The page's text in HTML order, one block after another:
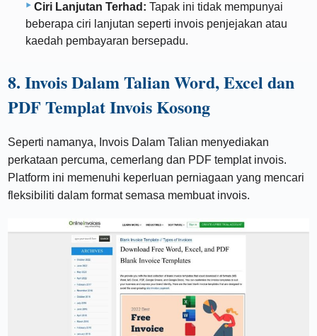
Ciri Lanjutan Terhad: Tapak ini tidak mempunyai
beberapa ciri lanjutan seperti invois penjejakan atau
kaedah pembayaran bersepadu.
8. Invois Dalam Talian Word, Excel dan
PDF Templat Invois Kosong
Seperti namanya, Invois Dalam Talian menyediakan
perkataan percuma, cemerlang dan PDF templat invois.
Platform ini memenuhi keperluan perniagaan yang mencari
fleksibiliti dalam format semasa membuat invois.